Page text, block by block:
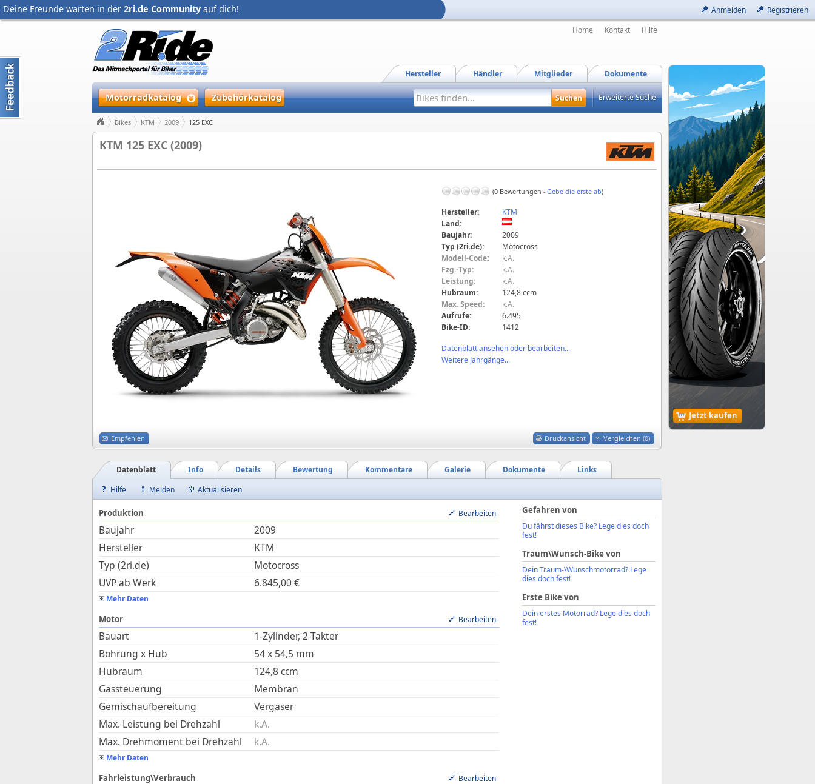
Anmelden Registrieren
Deine Freunde warten in der 2ri.de Community auf dich!
Jetzt kaufen
Home Kontakt Hilfe
Dokumente
Mitglieder
Händler
Hersteller
Motorradkatalog Zubehörkatalog Erweiterte Suche
Bikes KTM 2009 125 EXC
KTM 125 EXC (2009)
(0 Bewertungen - Gebe die erste ab)
Hersteller:
KTM
Land:
Baujahr:
2009
Typ (2ri.de):
Motocross
Modell-Code:
k.A.
Fzg.-Typ:
k.A.
Leistung:
k.A.
Hubraum:
124,8 ccm
Max. Speed:
k.A.
Aufrufe:
6.495
Bike-ID:
1412
Datenblatt ansehen oder bearbeiten...
Weitere Jahrgänge...
Druckansicht Vergleichen (0)
Empfehlen
Links
Dokumente
Galerie
Kommentare
Bewertung
Details
Info
Datenblatt
Hilfe
Melden Aktualisieren
Produktion Bearbeiten
Baujahr
2009
Hersteller
KTM
Typ (2ri.de)
Motocross
UVP ab Werk
6.845,00€
Mehr Daten
Motor Bearbeiten
Bauart
1-Zylinder, 2-Takter
Bohrung x Hub
54x 54,5 mm
Hubraum
124,8 ccm
Gassteuerung
Membran
Gemischaufbereitung
Vergaser
Max. Leistung bei Drehzahl
k.A.
Max. Drehmoment bei Drehzahl
k.A.
Mehr Daten
Fahrleistung\Verbrauch Bearbeiten
Gefahren von
Du fährst dieses Bike? Lege dies doch
fest!
Traum\Wunsch-Bike von
Dein Traum-\Wunschmotorrad? Lege
dies doch fest!
Erste Bike von
Dein erstes Motorrad? Lege dies doch
fest!